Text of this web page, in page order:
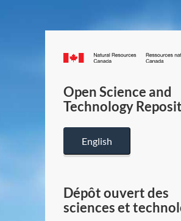
Canada.ca
Open Science and
Technology
English
Dépôt ouvert des
sciences et